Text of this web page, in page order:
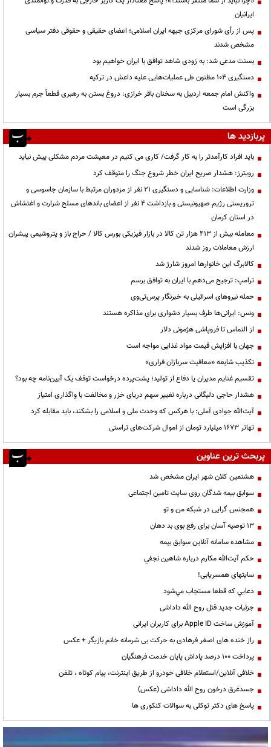
ایرانیان
پس از رأی شورای مرکزی جبهه ایران اسلامی؛ اعضای حقیقی و حقوقی دفتر سیاسی
مشخص شدند
بسنت مدعی شد: به زودی شاهد توافق با ایران خواهیم بود
دستگیری ۱۰۴ مظنون طی عملیات‌هایی علیه داعش در ترکیه
واکنش امام جمعه اردبیل به سخنان باقر خرازی: دروغ بستن به رهبری قطعاً جرم بسیار
بزرگی است
پربازدید ها
باید افراد کارآمدتر را به کار گرفت/ کاری می کنیم در معیشت مردم مشکلی پیش نیاید
رویترز: هشدار صریح ایران خطر شروع جنگ را متوقف کرد
وزارت اطلاعات: شناسایی و دستگیری ۲۱ نفر از مزدوران مرتبط با سازمان جاسوسی و
تروریستی رژیم صهیونیستی و بازداشت ۴ نفر از اعضای باندهای مسلح شرارت و اغتشاش
در استان کرمان
معامله بیش از ۴۱۳ هزار تن کالا در بازار فیزیکی بورس کالا / حراج باز و پتروشیمی پیشران
ارزش معاملات روز شدند
کالابرگ این خانوارها امروز شارژ شد
ترامپ: ترجیح می‌دهم با ایران به توافق برسم
حمله نیروهای اسرائیلی به خبرنگار پرس‌تی‌وی
ونس: ایرانی‌ها طرف بسیار دشواری برای مذاکره هستند
از التماس تا فروپاشی هژمونی دلار
جهان با افزایش قیمت مواد غذایی مواجه است
تکذیب شایعه «معافیت سربازان فراری»
تقسیم غنایم مدیران یا دفاع از تولید؛ پشت‌پرده درخواست توقف یک آیین‌نامه چه بود؟
هشدار حاجی دلیگانی درباره تغییر سهم دریای خزر و مخالفت با واگذاری امتیاز
آیت‌الله جوادی آملی: با هرکس که وحدت ملی و اسلامی را بشکند، باید مقابله کرد
تهاتر ۱۶۷۳ میلیارد تومان از اموال شرکت‌های تراستی
پربحث ترین عناوین
هشتمین کلان شهر ایران مشخص شد
سوابق بیمه شدگان روی سایت تامین اجتماعی
همجنس گرایی در شبکه من و تو
13 توصیه آسان برای رفع بوی بد دهان
مشاهده سامانه آنلاين سوابق بیمه
حكم آيت‌الله مكارم درباره شاهين نجفي
سایتهای همسریابی!
دعايي كه قطعا مستجاب مي‌شود
جزئیات جدید قتل روح الله داداشی
آموزش ساخت Apple ID برای کاربران ایرانی
راز خنده های اصغر فرهادی به حرکت بی شرمانه خانم بازیگر + عکس
پرداخت ۱۰۰ درصد پاداش پایان خدمت فرهنگیان
خلافی آنلاین/استعلام خلافی خودرو از طریق اینترنت، پیام کوتاه ، تلفن
جسدغرق درخون روح الله داداشی (عکس)
پاسخ های دکتر توکلی به سوالات کنکوری ها